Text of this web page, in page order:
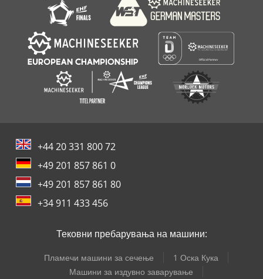
Atlas Copco Ga 90
+44 20 331 800 72
+49 201 857 861 0
+49 201 857 861 80
+34 911 433 456
Тековни пребарувања на машини:
Пламечи машини за сечење
1 Оска Кука
Машини за издувно заварување